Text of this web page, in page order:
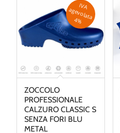
ZOCCOLO
PROFESSIONALE
CALZURO CLASSIC S
SENZA FORI BLU
METAL
IV
A
a
g
e
v
o
la
ta
4
%